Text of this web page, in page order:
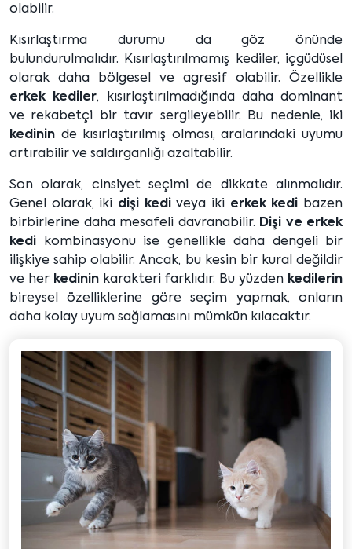
olabilir.
Kısırlaştırma durumu da göz önünde
bulundurulmalıdır. Kısırlaştırılmamış kediler, içgüdüsel
olarak daha bölgesel ve agresif olabilir. Özellikle
erkek kediler, kısırlaştırılmadığında daha dominant
ve rekabetçi bir tavır sergileyebilir. Bu nedenle, iki
kedinin de kısırlaştırılmış olması, aralarındaki uyumu
artırabilir ve saldırganlığı azaltabilir.
Son olarak, cinsiyet seçimi de dikkate alınmalıdır.
Genel olarak, iki dişi kediveya iki erkek kedi bazen
birbirlerine daha mesafeli davranabilir. Dişi ve erkek
kedi kombinasyonu ise genellikle daha dengeli bir
ilişkiye sahip olabilir. Ancak, bu kesin bir kural değildir
ve her kedininkarakteri farklıdır. Bu yüzden kedilerin
bireysel özelliklerine göre seçim yapmak, onların
daha kolay uyum sağlamasını mümkün kılacaktır.